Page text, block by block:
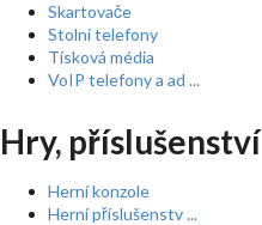
Skartovače
Stolní telefony
Tisková média
VoIP telefony a ad ...
Hry, příslušenství
Herní konzole
Herní příslušenstv ...